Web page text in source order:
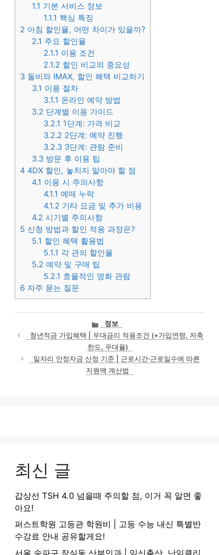
1.1 기본 서비스 정보
1.1.1 핵심 특징
2 아침 할인율, 어떤 차이가 있을까?
2.1 주요 할인율
2.1.1 이용 조건
2.1.2 할인 비교의 중요성
3 돌비와 IMAX, 할인 혜택 비교하기
3.1 이용 절차
3.1.1 온라인 예약 방법
3.2 단계별 이용 가이드
3.2.1 1단계: 가격 비교
3.2.2 2단계: 예약 진행
3.2.3 3단계: 관람 준비
3.3 방문 후 이용 팁
4 4DX 할인, 놓치지 말아야 할 점
4.1 이용 시 주의사항
4.1.1 예매 누락
4.1.2 기타 요금 및 추가 비용
4.2 시기별 주의사항
5 신청 방법과 할인 적용 과정은?
5.1 할인 혜택 활용법
5.1.1 각 관의 할인율
5.2 예약 및 구매 팁
5.2.1 효율적인 영화 관람
6 자주 묻는 질문
카
테
고
리
정보
청년적금 가입혜택 | 우대금리 적용조건 (+가입연령, 저축
한도, 우대율)
일자리 안정자금 산정 기준 | 근로시간·근로일수에 따른
지원액 계산법
최신 글
갑상선 TSH 4.0 넘을때 주의할 점, 이거 꼭 알면 좋
아요!
퍼스트학원 고등관 학원비 | 고등 수능 내신 특별반
수강료 안내 공유할게요!
서울 송파구 잠실동 산부인과 | 임신출산, 난임클리